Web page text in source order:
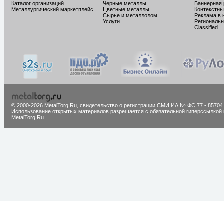
Каталог организаций
Металлургический маркетплейс
Черные металлы
Цветные металлы
Сырье и металлолом
Услуги
Баннерная
Реклама в
Classified
© 2000-2026 MetalTorg.Ru, cвидетельство о регистрации СМИ ИА № ФС 77 - 85704
Использование открытых материалов разрешается с обязательной гиперссылкой
MetalTorg.Ru